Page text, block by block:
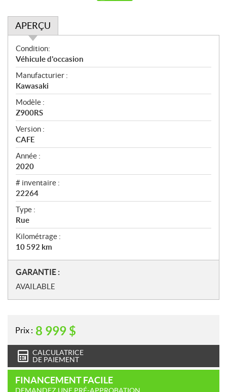
APERÇU
A
p
e
r
ç
u
Condition:
Véhicule d'occasion
Manufacturier :
Kawasaki
Modèle :
Z900RS
Version :
CAFE
Année :
2020
# inventaire :
22264
Type :
Rue
Kilométrage :
10 592 km
N
o
GARANTIE :
AVAILABLE
Prix : 8 999 $
CALCULATRICE
DE PAIEMENT
FINANCEMENT FACILE